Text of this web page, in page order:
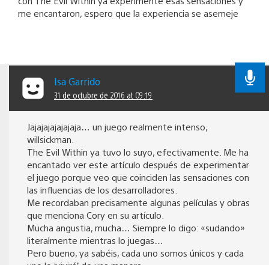
me encantaron, espero que la experiencia se asemeje
Isa Garrido
31 de octubre de 2016 at 09:19
Jajajajajajajaja… un juego realmente intenso,
willsickman.
The Evil Within ya tuvo lo suyo, efectivamente. Me ha
encantado ver este artículo después de experimentar
el juego porque veo que coinciden las sensaciones con
las influencias de los desarrolladores.
Me recordaban precisamente algunas películas y obras
que menciona Cory en su artículo.
Mucha angustia, mucha… Siempre lo digo: «sudando»
literalmente mientras lo juegas…
Pero bueno, ya sabéis, cada uno somos únicos y cada